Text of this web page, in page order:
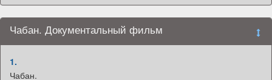
Чабан. Документальный фильм
1.
Чабан.